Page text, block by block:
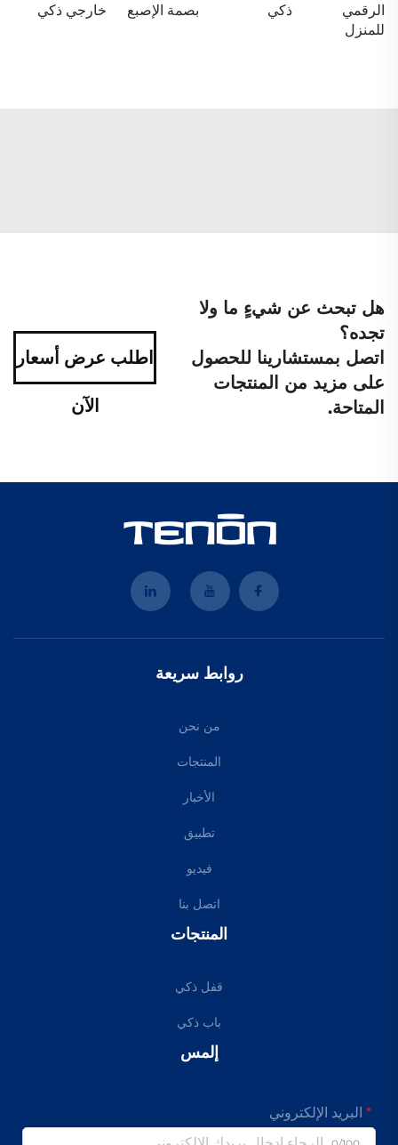
الرقمي
للمنزل
ذكي
بصمة الإصبع
خارجي ذكي
هل تبحث عن شيءٍ ما ولا
تجده؟
اتصل بمستشارينا للحصول
على مزيد من المنتجات
المتاحة.
اطلب عرض أسعار
الآن
روابط سريعة
من نحن
المنتجات
الأخبار
تطبيق
فيديو
اتصل بنا
المنتجات
قفل ذكي
باب ذكي
إلمس
البريد الإلكتروني